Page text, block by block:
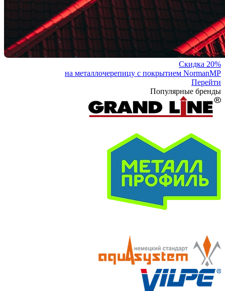
Скидка 20%
на металлочерепицу с покрытием NormanMP
Перейти
Популярные бренды